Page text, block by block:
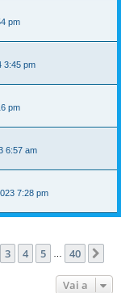
pm
3:45 pm
pm
6:57 am
7:28 pm
di 40
3 4 5 40
Vai a